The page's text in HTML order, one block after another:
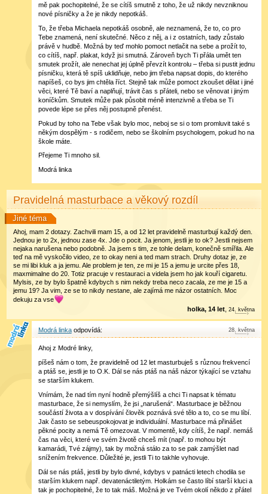
mě pak pochopitelné, že se cítíš smutně z toho, že už nikdy nevzniknou
nové písničky a že je nikdy nepotkáš.
To, že třeba Michaela nepotkáš osobně, ale neznamená, že to, co pro
Tebe znamená, není skutečné. Něco z něj, a i z ostatních, tady zůstalo
právě v hudbě. Možná by teď mohlo pomoct netlačit na sebe a prožít to,
co cítíš, např. plakat, když jsi smutná. Zároveň bych Ti přála umět ten
smutek prožít, ale nenechat jej úplně převzít kontrolu – třeba si pustit jednu
písničku, která tě spíš uklidňuje, nebo jim třeba napsat dopis, do kterého
napíšeš, co bys jim chtěla říct. Stejně tak může pomoct zkoušet dělat i jiné
věci, které Tě baví a naplňují, trávit čas s přáteli, nebo se věnovat i jiným
koníčkům. Smutek může pak působit méně intenzivně a třeba se Ti
povede lépe se přes něj postupně přenést.
Pokud by toho na Tebe však bylo moc, neboj se si o tom promluvit také s
někým dospělým - s rodičem, nebo se školním psychologem, pokud ho na
škole máte.
Přejeme Ti mnoho sil.
Modrá linka
Pravidelná masturbace a věkový rozdíl
Jiné téma
Ahoj, mam 2 dotazy. Zachvili mam 15, a od 12 let pravidelně masturbují každý den.
Jednou je to 2x, jednou zase 4x. Jde o pocit. Ja jenom, jestli je to ok? Jestli nejsem
nejaka narušena nebo podobně. Ja jsem s tim, ze tohle delam, konečně smířila. Ale
teď na mě vyskočilo video, ze to okay neni a ted mam strach. Druhy dotaz je, ze
se mi libi kluk a ja jemu. Ale problem je ten, ze mi je 15 a jemu je urcite přes 18,
maxmimalne do 20. Totiz pracuje v restauraci a videla jsem ho jak kouří cigaretu.
Mylsis, ze by bylo špatně kdybych s nim nekdy treba neco zacala, ze me je 15 a
jemu 19? Ja vim, ze se to nikdy nestane, ale zajímá me názor ostatních. Moc
dekuju za vse
holka, 14 let,24. května
Modrá linka 28. května
Ahoj z Modré linky,
píšeš nám o tom, že pravidelně od 12 let masturbuješ s různou frekvencí
a ptáš se, jestli je to O.K. Dál se nás ptáš na náš názor týkající se vztahu
se starším klukem.
Vnímám, že nad tím nyní hodně přemýšlíš a chci Ti napsat k tématu
masturbace, že si nemyslím, že jsi „narušená“. Masturbace je běžnou
součástí života a v dospívání člověk poznává své tělo a to, co se mu líbí.
Jak často se sebeuspokojovat je individuální. Masturbace má přinášet
pěkné pocity a nemá Tě omezovat. V momentě, kdy cítíš, že např. nemáš
čas na věci, které ve svém životě chceš mít (např. to mohou být
kamarádi, Tvé zájmy), tak by možná stálo za to se pak zamýšlet nad
snížením frekvence. Důležité je, jestli Ti to takhle vyhovuje.
Dál se nás ptáš, jestli by bylo divné, kdybys v patnácti letech chodila se
starším klukem např. devatenáctiletým. Holkám se často líbí starší kluci a
tak je pochopitelné, že to tak máš. Možná je ve Tvém okolí někdo z přátel